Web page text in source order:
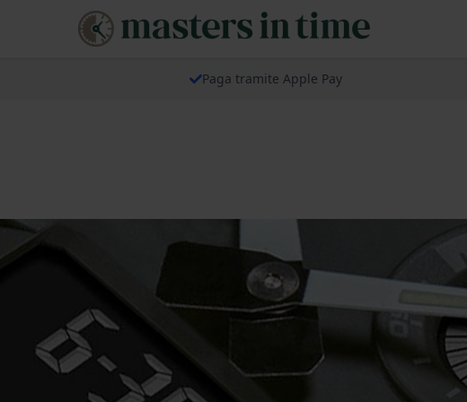
Paga tramite Apple Pay